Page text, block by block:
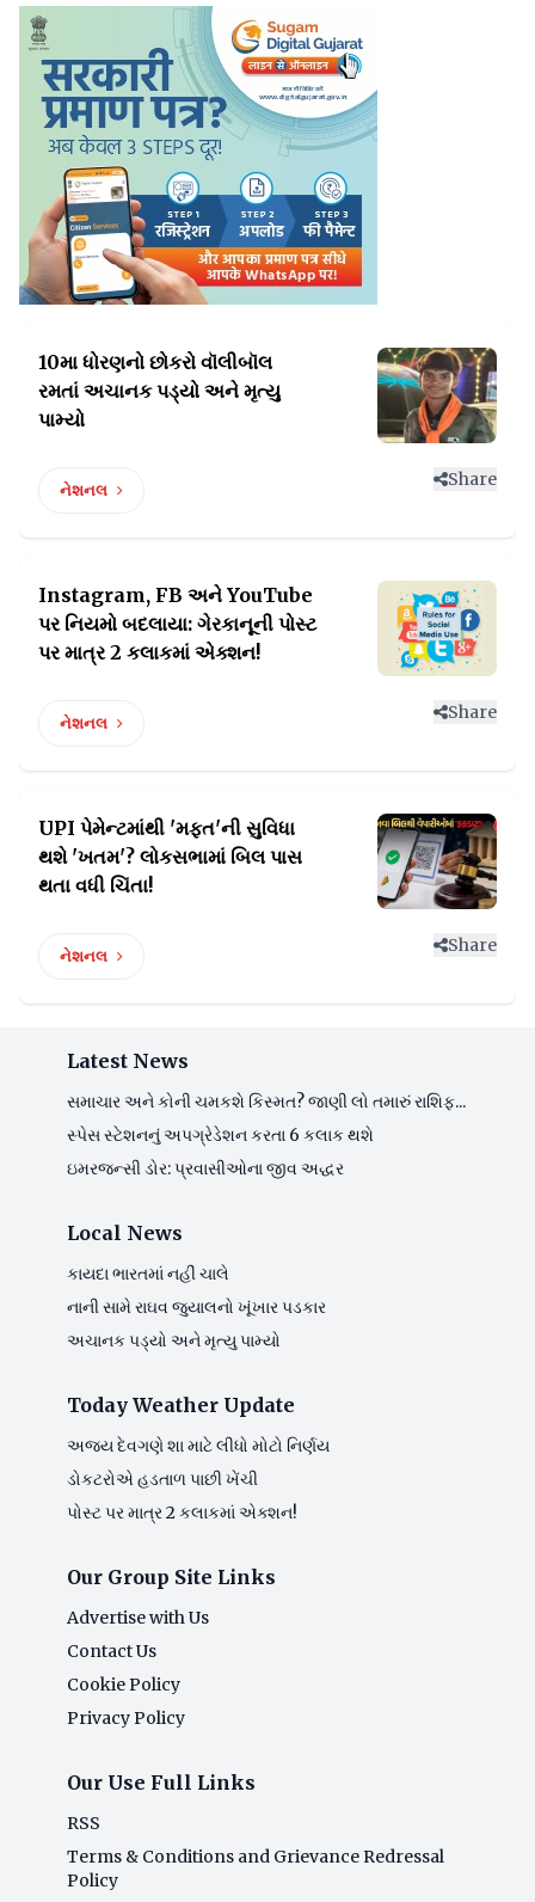
10મા ધોરણનો છોકરો વૉલીબૉલ
રમતાં અચાનક પડ્યો અને મૃત્યુ
પામ્યો
નેશનલ
Share
Instagram, FB અને YouTube
પર નિયમો બદલાયા: ગેરકાનૂની પોસ્ટ
પર માત્ર 2 કલાકમાં એક્શન!
નેશનલ
Share
UPI પેમેન્ટમાંથી 'મફત'ની સુવિધા
થશે 'ખતમ'? લોકસભામાં બિલ પાસ
થતા વધી ચિંતા!
નેશનલ
Share
Latest News
સમાચાર અને કોની ચમકશે કિસ્મત? જાણી લો તમારું રાશિફ...
સ્પેસ સ્ટેશનનું અપગ્રેડેશન કરતા 6 કલાક થશે
ઇમરજન્સી ડોર: પ્રવાસીઓના જીવ અદ્ધર
Local News
કાયદા ભારતમાં નહીં ચાલે
નાની સામે રાઘવ જુયાલનો ખૂંખાર પડકાર
અચાનક પડ્યો અને મૃત્યુ પામ્યો
Today Weather Update
અજય દેવગણે શા માટે લીધો મોટો નિર્ણય
ડોકટરોએ હડતાળ પાછી ખેંચી
પોસ્ટ પર માત્ર 2 કલાકમાં એક્શન!
Our Group Site Links
Advertise with Us
Contact Us
Cookie Policy
Privacy Policy
Our Use Full Links
RSS
Terms & Conditions and Grievance Redressal
Policy